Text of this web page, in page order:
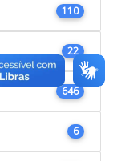
110
22
646
6